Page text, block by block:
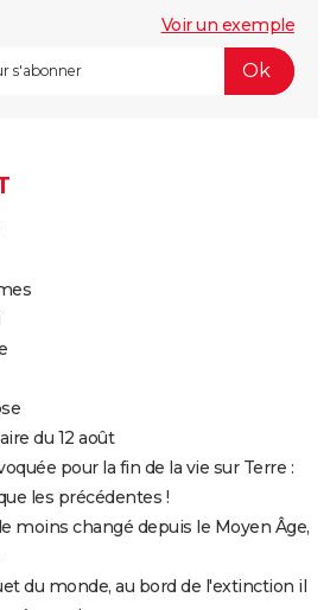
Voir un exemple
du 12 août
pour la fin de la vie sur Terre :
les précédentes !
moins changé depuis le Moyen Âge,
du monde, au bord de l'extinction il